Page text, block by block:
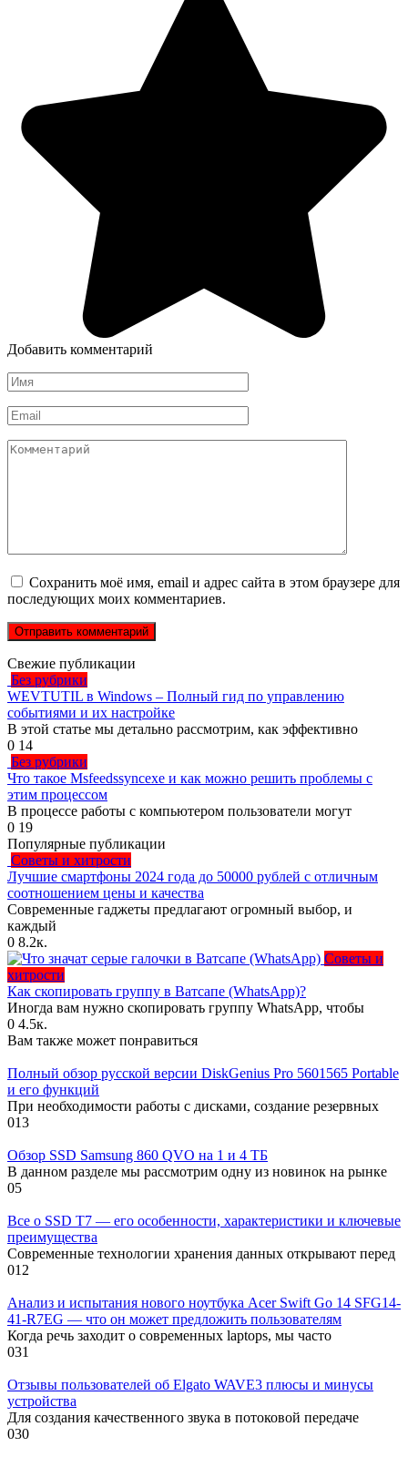
Добавить комментарий
Имя
*
Email
*
Комментарий
Сохранить моё имя, email и адрес сайта в этом браузере для
последующих моих комментариев.
Свежие публикации
Без рубрики
WEVTUTIL в Windows – Полный гид по управлению
событиями и их настройке
В этой статье мы детально рассмотрим, как эффективно
0 14
Без рубрики
Что такое Msfeedssyncexe и как можно решить проблемы с
этим процессом
В процессе работы с компьютером пользователи могут
0 19
Популярные публикации
Советы и хитрости
Лучшие смартфоны 2024 года до 50000 рублей с отличным
соотношением цены и качества
Современные гаджеты предлагают огромный выбор, и
каждый
0 8.2к.
Советы и
хитрости
Как скопировать группу в Ватсапе (WhatsApp)?
Иногда вам нужно скопировать группу WhatsApp, чтобы
0 4.5к.
Вам также может понравиться
Полный обзор русской версии DiskGenius Pro 5601565 Portable
и его функций
При необходимости работы с дисками, создание резервных
013
Обзор SSD Samsung 860 QVO на 1 и 4 ТБ
В данном разделе мы рассмотрим одну из новинок на рынке
05
Все о SSD T7 — его особенности, характеристики и ключевые
преимущества
Современные технологии хранения данных открывают перед
012
Анализ и испытания нового ноутбука Acer Swift Go 14 SFG14-
41-R7EG — что он может предложить пользователям
Когда речь заходит о современных laptops, мы часто
031
Отзывы пользователей об Elgato WAVE3 плюсы и минусы
устройства
Для создания качественного звука в потоковой передаче
030